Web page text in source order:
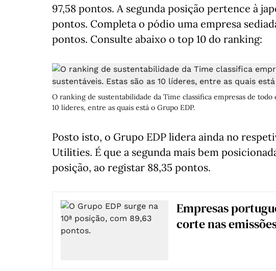
97,58 pontos. A segunda posição pertence à
pontos. Completa o pódio uma empresa
pontos. Consulte abaixo o top 10 do ranking:
O ranking de sustentabilidade da Time classifica empresas de todo
10 líderes, entre as quais está o Grupo EDP.
Posto isto, o Grupo EDP lidera ainda no
Utilities. É que a segunda mais bem
posição, ao registar 88,35 pontos.
Empresas
corte nas